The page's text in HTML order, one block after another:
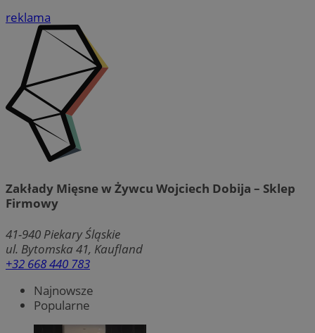
reklama
Zakłady Mięsne w Żywcu Wojciech Dobija – Sklep
Firmowy
41-940 Piekary Śląskie
ul. Bytomska 41, Kaufland
+32 668 440 783
Najnowsze
Popularne